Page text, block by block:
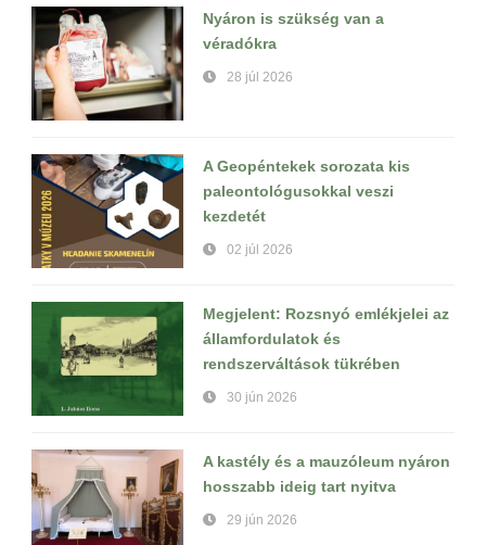
Nyáron is szükség van a
véradókra
28 júl 2026
A Geopéntekek sorozata kis
paleontológusokkal veszi
kezdetét
02 júl 2026
Megjelent: Rozsnyó emlékjelei az
államfordulatok és
rendszerváltások tükrében
30 jún 2026
A kastély és a mauzóleum nyáron
hosszabb ideig tart nyitva
29 jún 2026